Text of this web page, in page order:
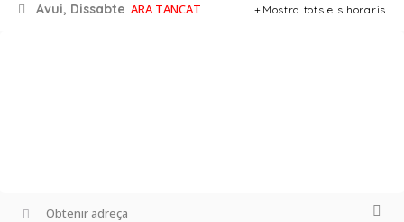
Avui, Dissabte ARA TANCAT Mostra tots els horaris
Obtenir adreça